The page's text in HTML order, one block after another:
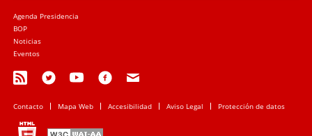
Agenda Presidencia
BOP
Noticias
Eventos
Contacto Mapa Web Accesibilidad Aviso Legal Protección de datos